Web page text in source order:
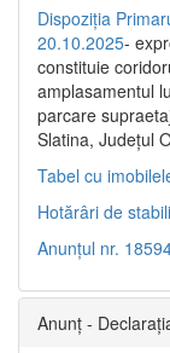
Dispoziția
20.10.2025-
constituie
amplasamentul
parcare
Slatina, Județul
Tabel cu
Hotărâri de
Anunțul nr.
Anunț -